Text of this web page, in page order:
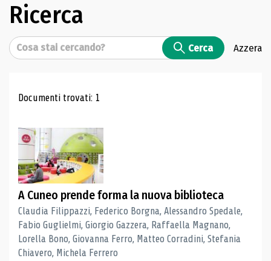
Ricerca
Cerca Cerca Azzera
Risultati di ricerca
Documenti trovati: 1
A Cuneo prende forma la nuova biblioteca
Claudia Filippazzi, Federico Borgna, Alessandro Spedale,
Fabio Guglielmi, Giorgio Gazzera, Raffaella Magnano,
Lorella Bono, Giovanna Ferro, Matteo Corradini, Stefania
Chiavero, Michela Ferrero